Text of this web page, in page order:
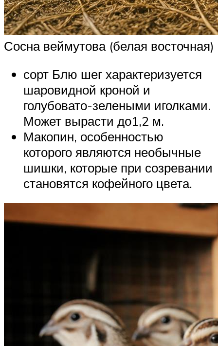
Сосна веймутова (белая восточная)
сорт Блю шег характеризуется
шаровидной кроной и
голубовато-зелеными иголками.
Может вырасти до1,2 м.
Макопин, особенностью
которого являются необычные
шишки, которые при созревании
становятся кофейного цвета.